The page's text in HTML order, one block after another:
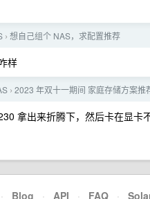
› 想自己组个 NAS，求配置推荐
样
› 2023 年双十一期间 家庭存储方案推
拿出来折腾下，然后卡在显卡
· Blog · API · FAQ ·